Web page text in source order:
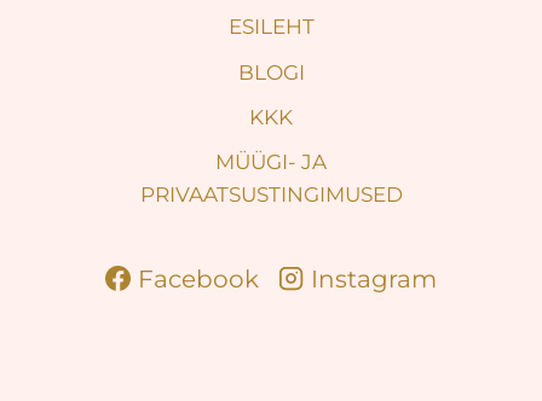
ESILEHT
BLOGI
KKK
MÜÜGI- JA
PRIVAATSUSTINGIMUSED
Facebook Instagram